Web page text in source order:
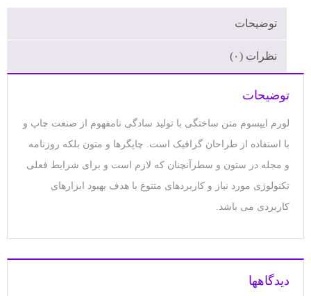
توضیحات
نظرات (۰)
توضیحات
لورم ایپسوم متن ساختگی با تولید سادگی نامفهوم از صنعت چاپ و
با استفاده از طراحان گرافیک است. چاپگرها و متون بلکه روزنامه
و مجله در ستون و سطرآنچنان که لازم است و برای شرایط فعلی
تکنولوژی مورد نیاز و کاربردهای متنوع با هدف بهبود ابزارهای
کاربردی می باشد.
دیدگاهها